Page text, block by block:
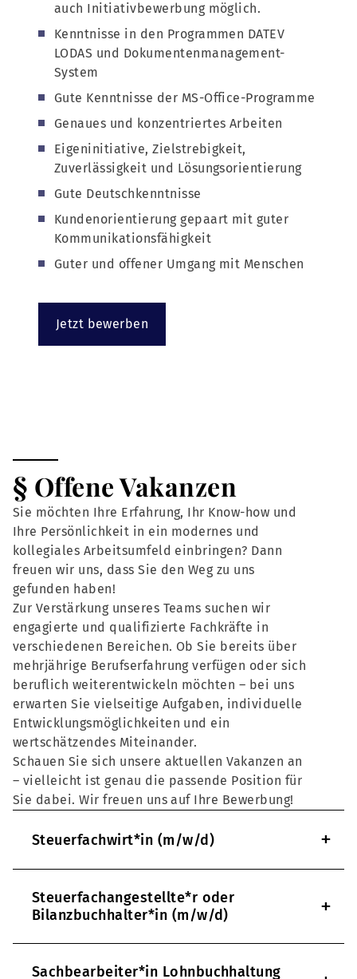
auch Initiativbewerbung möglich.
Kenntnisse in den Programmen DATEV
LODAS und Dokumentenmanagement-
System
Gute Kenntnisse der MS-Office-Programme
Genaues und konzentriertes Arbeiten
Eigeninitiative, Zielstrebigkeit,
Zuverlässigkeit und Lösungsorientierung
Gute Deutschkenntnisse
Kundenorientierung gepaart mit guter
Kommunikationsfähigkeit
Guter und offener Umgang mit Menschen
Jetzt bewerben
§ Offene Vakanzen
Sie möchten Ihre Erfahrung, Ihr Know-how und
Ihre Persönlichkeit in ein modernes und
kollegiales Arbeitsumfeld einbringen? Dann
freuen wir uns, dass Sie den Weg zu uns
gefunden haben!
Zur Verstärkung unseres Teams suchen wir
engagierte und qualifizierte Fachkräfte in
verschiedenen Bereichen. Ob Sie bereits über
mehrjährige Berufserfahrung verfügen oder sich
beruflich weiterentwickeln möchten – bei uns
erwarten Sie vielseitige Aufgaben, individuelle
Entwicklungsmöglichkeiten und ein
wertschätzendes Miteinander.
Schauen Sie sich unsere aktuellen Vakanzen an
– vielleicht ist genau die passende Position für
Sie dabei. Wir freuen uns auf Ihre Bewerbung!
Steuerfachwirt*in (m/w/d) +
Steuerfachangestellte*r oder
Bilanzbuchhalter*in (m/w/d)
+
Sachbearbeiter*in Lohnbuchhaltung